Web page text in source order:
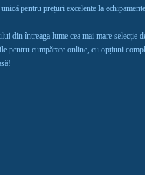
pentru prețuri excelente la
din întreaga lume cea mai mare selecție
pentru cumpărare online, cu opțiuni